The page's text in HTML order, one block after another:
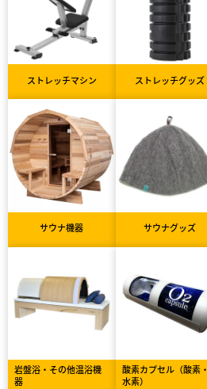
ストレッチマシン ストレッチグッズ
サウナ機器 サウナグッズ
岩盤浴・その他温浴機
器
酸素カプセル（酸素・
水素）